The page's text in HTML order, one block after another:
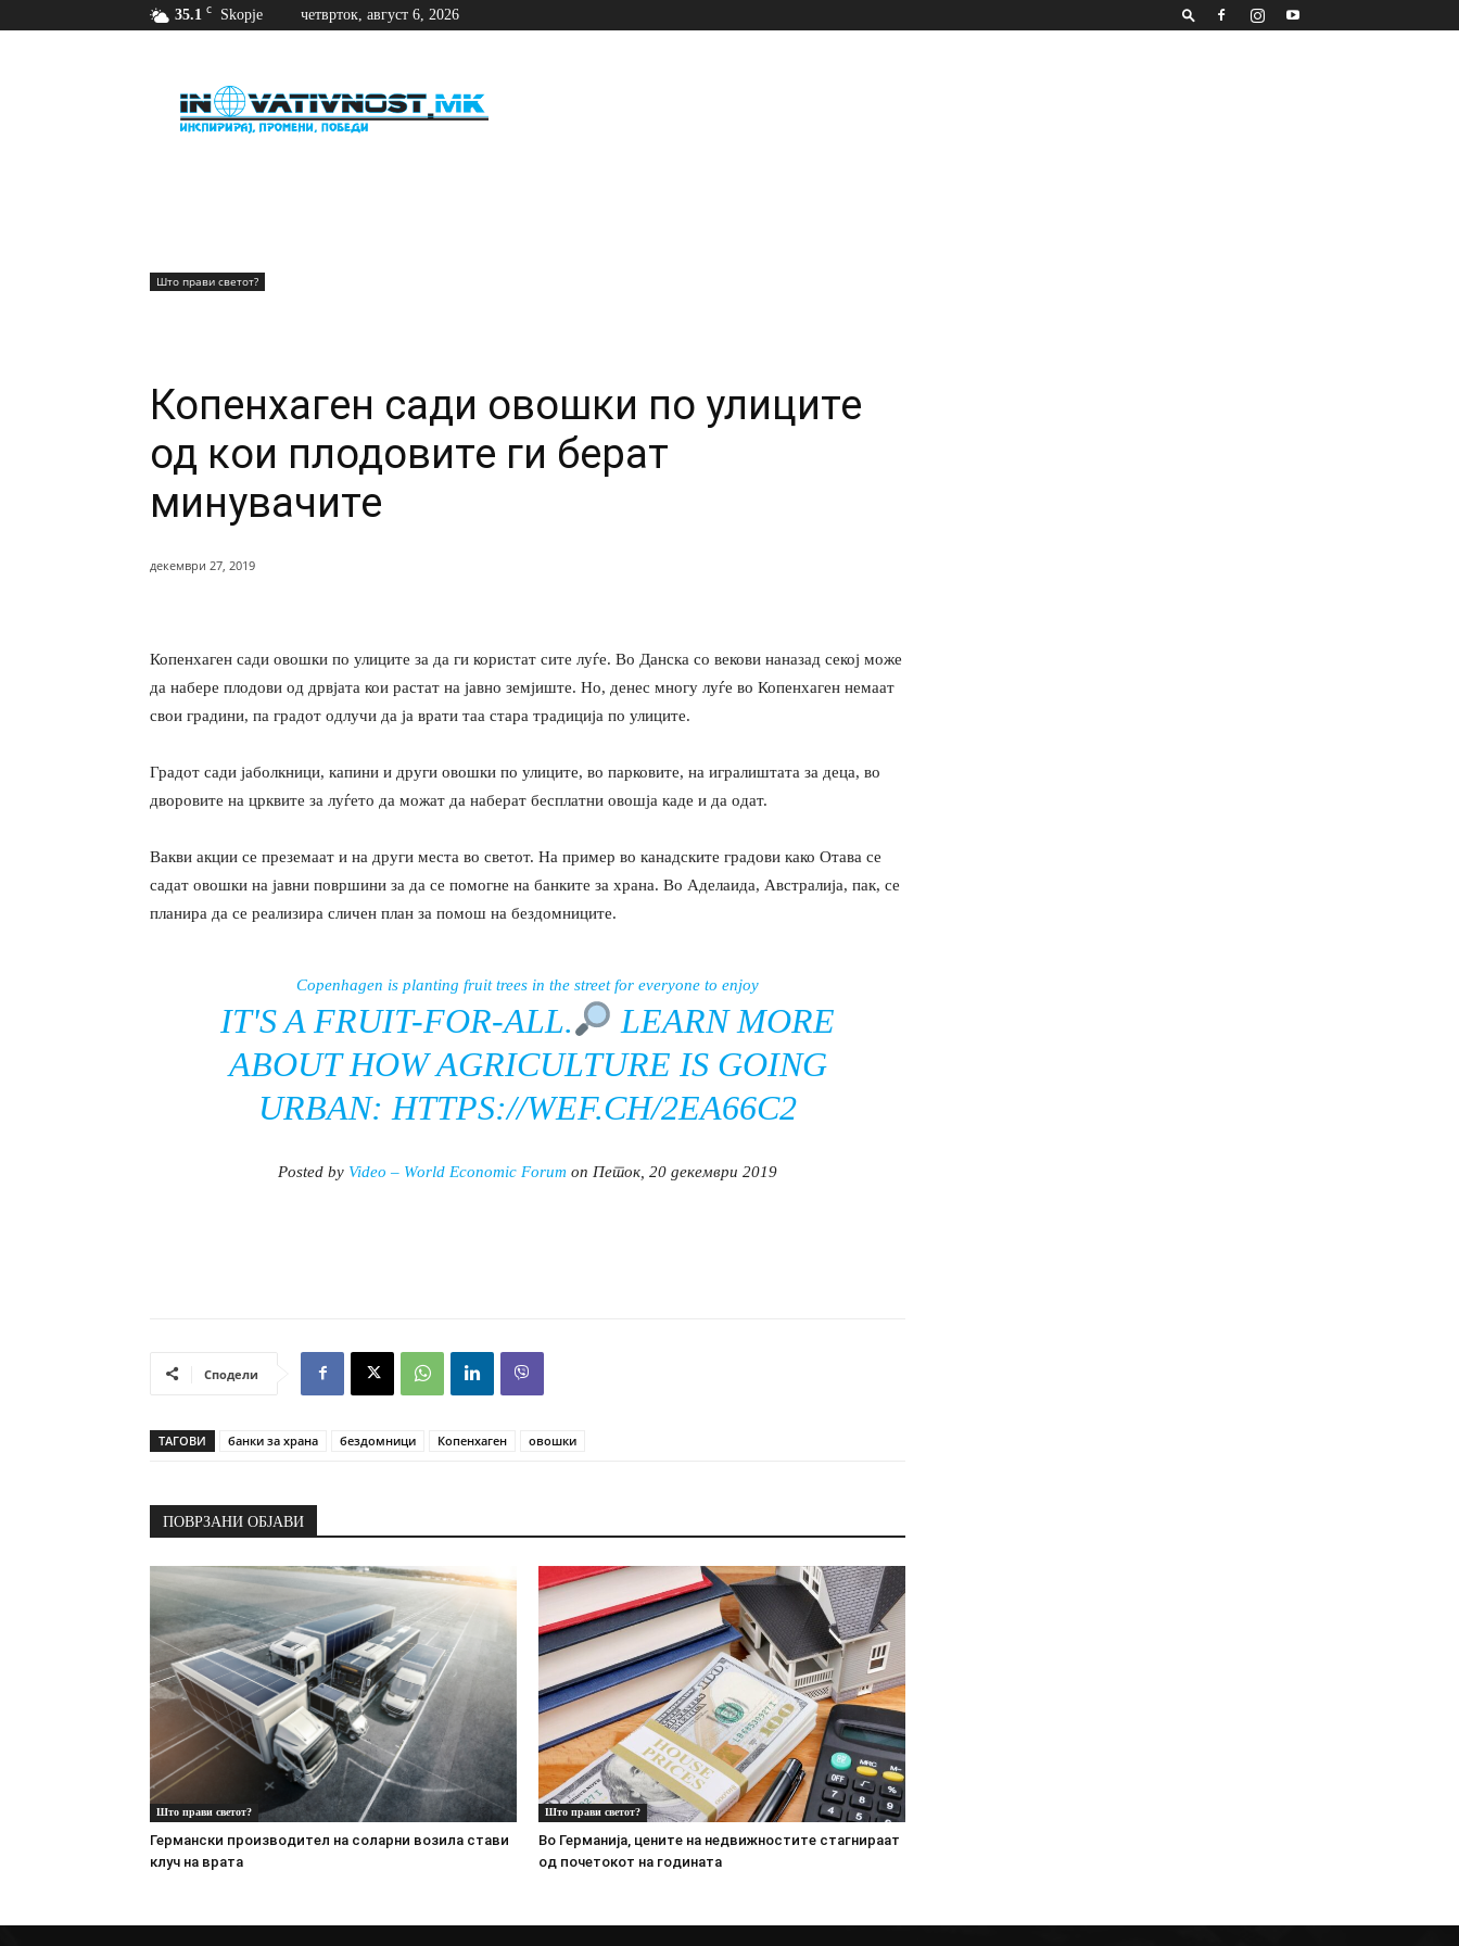
35.1 C Skopje четврток, август 6, 2026
Што прави светот?
Копенхаген сади овошки по улиците
од кои плодовите ги берат
минувачите
декември 27, 2019
Копенхаген сади овошки по улиците за да ги користат сите луѓе. Во Данска со векови наназад секој може
да набере плодови од дрвјата кои растат на јавно земјиште. Но, денес многу луѓе во Копенхаген немаат
свои градини, па градот одлучи да ја врати таа стара традиција по улиците.
Градот сади јаболкници, капини и други овошки по улиците, во парковите, на игралиштата за деца, во
дворовите на црквите за луѓето да можат да наберат бесплатни овошја каде и да одат.
Вакви акции се преземаат и на други места во светот. На пример во канадските градови како Отава се
садат овошки на јавни површини за да се помогне на банките за храна. Во Аделаида, Австралија, пак, се
планира да се реализира сличен план за помош на бездомниците.
Copenhagen is planting fruit trees in the street for everyone to enjoy
IT'S A FRUIT-FOR-ALL.
LEARN MORE
ABOUT HOW AGRICULTURE IS GOING
URBAN: HTTPS://WEF.CH/2EA66C2
Posted by Video – World Economic Forum on Петок, 20 декември 2019
Сподели
ТАГОВИ банки за храна бездомници Копенхаген овошки
ПОВРЗАНИ ОБЈАВИ
Што прави светот?
Германски производител на соларни возила стави
клуч на врата
Што прави светот?
Во Германија, цените на недвижностите стагнираат
од почетокот на годината